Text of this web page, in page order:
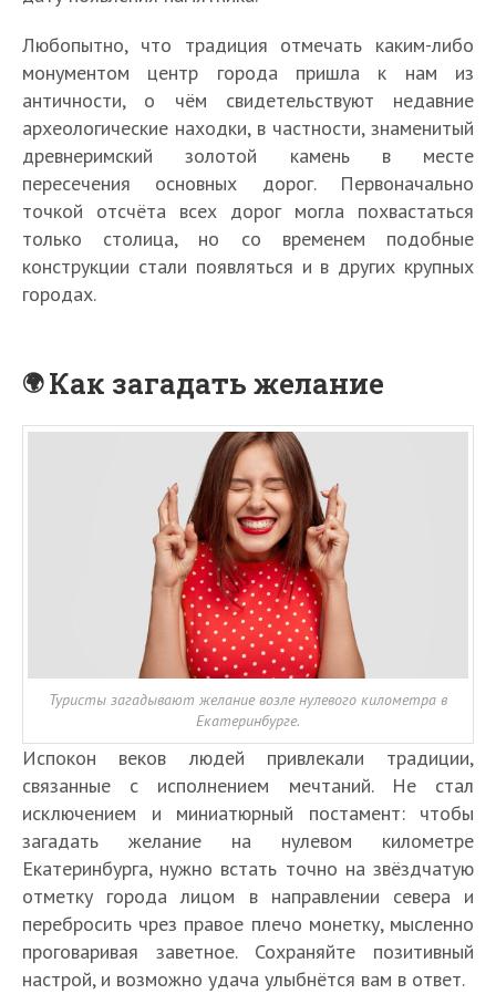
Любопытно, что традиция отмечать каким-либо
монументом центр города пришла к нам из
античности, о чём свидетельствуют недавние
археологические находки, в частности, знаменитый
древнеримский золотой камень в месте
пересечения основных дорог. Первоначально
точкой отсчёта всех дорог могла похвастаться
только столица, но со временем подобные
конструкции стали появляться и в других крупных
городах.
Как загадать желание
Туристы загадывают желание возле нулевого километра в
Екатеринбурге.
Испокон веков людей привлекали традиции,
связанные с исполнением мечтаний. Не стал
исключением и миниатюрный постамент: чтобы
загадать желание на нулевом километре
Екатеринбурга, нужно встать точно на звёздчатую
отметку города лицом в направлении севера и
перебросить чрез правое плечо монетку, мысленно
проговаривая заветное. Сохраняйте позитивный
настрой, и возможно удача улыбнётся вам в ответ.